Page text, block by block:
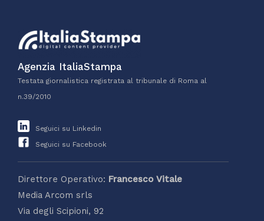
Agenzia ItaliaStampa
Testata giornalistica registrata al tribunale di Roma al
n.39/2010
Seguici su Linkedin
Seguici su Facebook
Direttore Operativo: Francesco Vitale
Media Arcom srls
Via degli Scipioni, 92